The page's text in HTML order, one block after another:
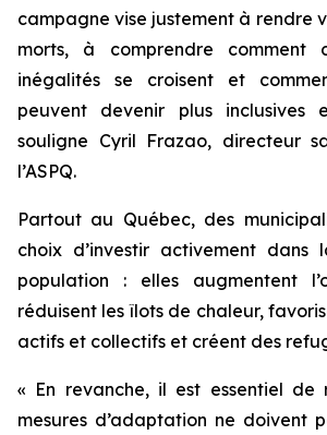
campagne vise justement à rendre
morts, à comprendre comment
inégalités se croisent et
peuvent devenir plus inclusives
souligne Cyril Frazao, directeur
l’ASPQ.
Partout au Québec, des
choix d’investir activement
population : elles augmentent
réduisent les îlots de chaleur,
actifs et collectifs et créent des
« En revanche, il est essentiel de
mesures d’adaptation ne doivent